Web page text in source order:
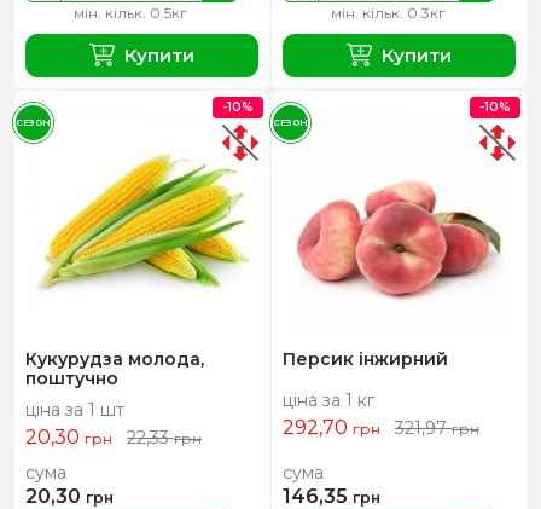
мін. кільк. 0.5кг
Купити
мін. кільк. 0.3кг
Купити
Кукурудза молода,
поштучно
ціна за 1 шт
20,30 грн 22,33грн
сума
20,30 грн
-10%
СЕЗОН
Персик інжирний
ціна за 1 кг
292,70 грн 321,97грн
сума
146,35 грн
-10%
СЕЗОН